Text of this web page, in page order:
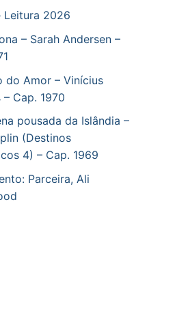
Leitura 2026
– Sarah Andersen –
do Amor – Vinícius
– Cap. 1970
pousada da Islândia –
(Destinos
4) – Cap. 1969
Parceira, Ali